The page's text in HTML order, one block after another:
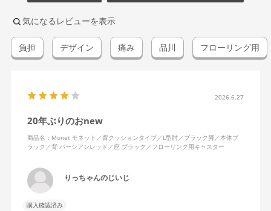
気になるレビューを表示
負担 デザイン 痛み 品川 フローリング用
2026.6.27
20年ぶりのおnew
商品名：Monet モネット／背クッションタイプ／L型肘／ブラック脚／本体ブ
ラック／背 パーシアンレッド／座 ブラック／フローリング用キャスター
りっちゃんのじいじ
購入確認済み